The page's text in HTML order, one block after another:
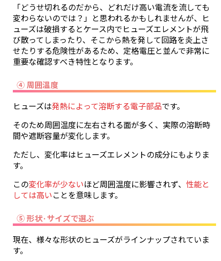
「どうせ切れるのだから、どれだけ高い電流を流しても
変わらないのでは？」と思われるかもしれませんが、ヒ
ューズは破損するとケース内でヒューズエレメントが飛
び散ってしまったり、そこから熱を発して回路を炎上さ
せたりする危険性があるため、定格電圧と並んで非常に
重要な確認すべき特性となります。
④ 周囲温度
ヒューズは発熱によって溶断する電子部品です。
そのため周囲温度に左右される面が多く、実際の溶断時
間や遮断容量が変化します。
ただし、変化率はヒューズエレメントの成分にもよりま
す。
この変化率が少ないほど周囲温度に影響されず、 性能と
しては高いことを意味します。
⑤ 形状·サイズで選ぶ
現在、様々な形状のヒューズがラインナップされていま
す。